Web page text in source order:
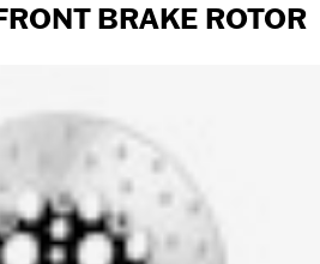
BRAKE ROTOR